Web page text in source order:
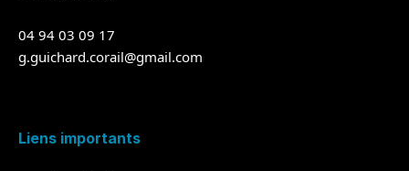
04 94 03 09 17
g.guichard.corail@gmail.com
Liens importants